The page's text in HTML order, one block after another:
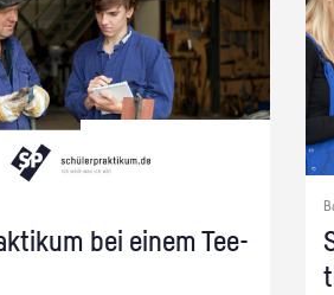
bei einem Tee­